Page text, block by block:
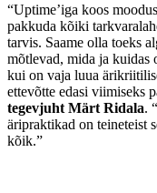
“Uptime’iga koos
pakkuda kõiki
tarvis. Saame olla toeks
mõtlevad, mida ja kuidas
kui on vaja luua
ettevõtte edasi viimiseks
tegevjuht Märt Ridala.
äripraktikad on teineteist
kõik.”